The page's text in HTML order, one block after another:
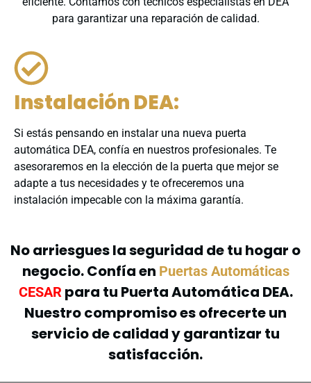
para garantizar una reparación de calidad.
Instalación DEA:
Si estás pensando en instalar una nueva puerta
automática DEA, confía en nuestros profesionales. Te
asesoraremos en la elección de la puerta que mejor se
adapte a tus necesidades y te ofreceremos una
instalación impecable con la máxima garantía.
No arriesgues la seguridad de tu hogar o
negocio. Confía en Puertas Automáticas
CESARpara tu Puerta Automática DEA.
Nuestro compromiso es ofrecerte un
servicio de calidad y garantizar tu
satisfacción.